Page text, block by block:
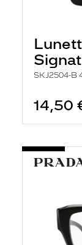
SKJ2504-B
14,50